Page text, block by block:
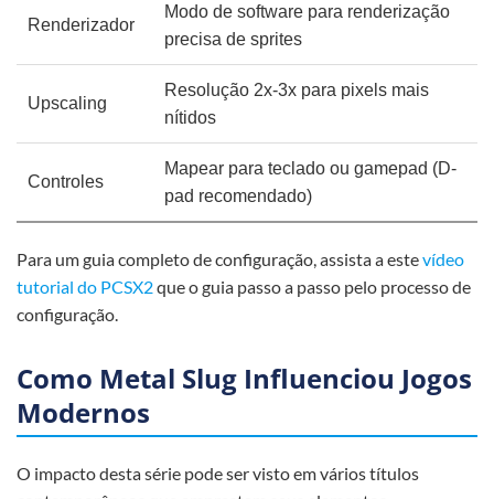
Renderizador
Modo de software para renderização
precisa de sprites
Upscaling
Resolução 2x-3x para pixels mais
nítidos
Controles
Mapear para teclado ou gamepad (D-
pad recomendado)
Para um guia completo de configuração, assista a estevídeo
tutorial do PCSX2que o guia passo a passo pelo processo de
configuração.
Como Metal Slug Influenciou Jogos
Modernos
O impacto desta série pode ser visto em vários títulos